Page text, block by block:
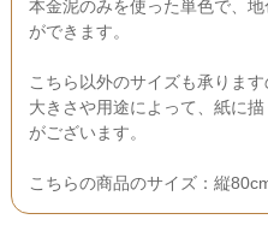
本金泥のみを使った単色で、
ができます。
こちら以外のサイズも承ります
大きさや用途によって、紙に
がございます。
こちらの商品のサイズ：縦